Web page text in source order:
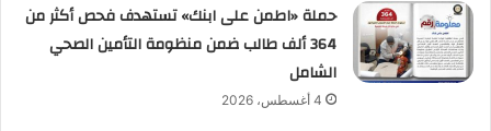
حملة «اطمن على ابنك» تستهدف فحص أكثر من
364 ألف طالب ضمن منظومة التأمين الصحي
الشامل
4 أغسطس، 2026